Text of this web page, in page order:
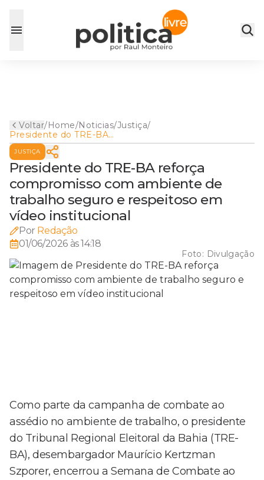
Voltar/Home/Noticias/Justiça/
Presidente do TRE-BA
reforça compromisso com
ambiente de trabalho seguro
e respeitoso em vídeo
institucional
JUSTIÇA
Presidente do TRE-BA reforça
compromisso com ambiente de
trabalho seguro e respeitoso em
vídeo institucional
Por Redação
01/06/2026 às 14:18
Foto: Divulgação
Como parte da campanha de combate ao
assédio no ambiente de trabalho, o presidente
do Tribunal Regional Eleitoral da Bahia (TRE-
BA), desembargador Maurício Kertzman
Szporer, encerrou a Semana de Combate ao